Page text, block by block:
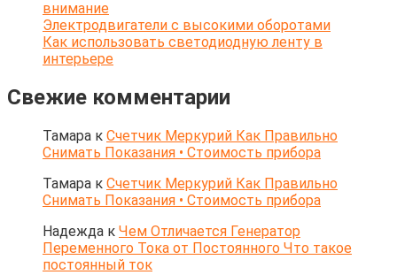
внимание
Электродвигатели с высокими оборотами
Как использовать светодиодную ленту в
интерьере
Свежие комментарии
Тамара к Счетчик Меркурий Как Правильно
Снимать Показания • Стоимость прибора
Тамара к Счетчик Меркурий Как Правильно
Снимать Показания • Стоимость прибора
Надежда к Чем Отличается Генератор
Переменного Тока от Постоянного Что такое
постоянный ток